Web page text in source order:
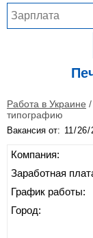
Работа в Украине /
типографию
Вакансия от:
Компания:
Заработная
График работы:
Город: